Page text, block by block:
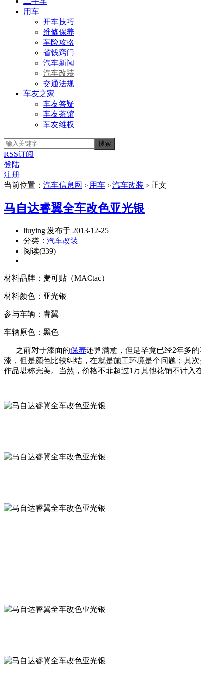
用车
开车技巧
维修保养
车险攻略
省钱窍门
汽车新闻
汽车改装
交通法规
车友之家
车友答疑
车友茶馆
车友维权
RSS订阅
登陆
注册
当前位置： 汽车信息网 > 用车 > 汽车改装 > 正文
马自达睿翼全车改色亚光银
liuying 发布于 2013-12-25
分类： 汽车改装
阅读(339)
材料品牌：麦可贴（MACtac）
材料颜色：亚光银
参与车辆：睿翼
车辆原色：黑色
之前对于漆面的保养还算满意，但是毕竟已经2年多
漆，但是颜色比较纠结，在就是施工环境是个问题；其
作品堪称完美。当然，价格不菲超过1万其他花销不计